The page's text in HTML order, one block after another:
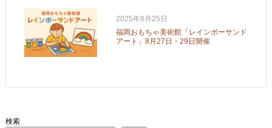
2025年8月25日
福岡おもちゃ美術館「レインボーサンド
アート」8月27日・29日開催
検索